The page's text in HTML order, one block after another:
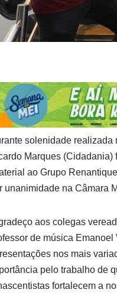
solenidade
Marques
ao Grupo
unanimidade na Câmara
aos colegas
de música
nos mais
pelo trabalho de
fortalecem a